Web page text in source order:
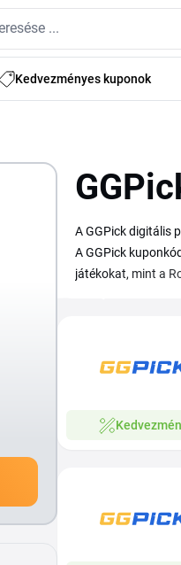
Kedvezményes kuponok
A GGPick digitális
A GGPick
játékokat, mint a